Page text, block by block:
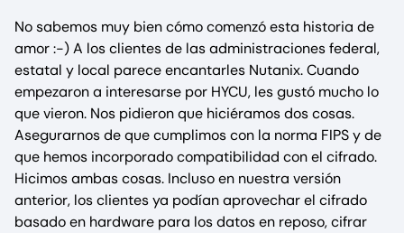
No sabemos muy bien cómo comenzó esta historia de
amor :-) A los clientes de las administraciones federal,
estatal y local parece encantarles Nutanix. Cuando
empezaron a interesarse por HYCU, les gustó mucho lo
que vieron. Nos pidieron que hiciéramos dos cosas.
Asegurarnos de que cumplimos con la norma FIPS y de
que hemos incorporado compatibilidad con el cifrado.
Hicimos ambas cosas. Incluso en nuestra versión
anterior, los clientes ya podían aprovechar el cifrado
basado en hardware para los datos en reposo, cifrar